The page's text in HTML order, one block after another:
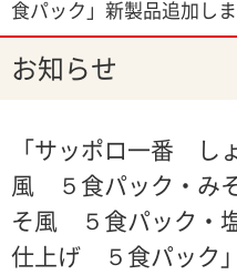
食パック」新製品追加しま
お知らせ
「サッポロ一番 し
風 ５食パック・み
そ風 ５食パック・
仕上げ ５食パック